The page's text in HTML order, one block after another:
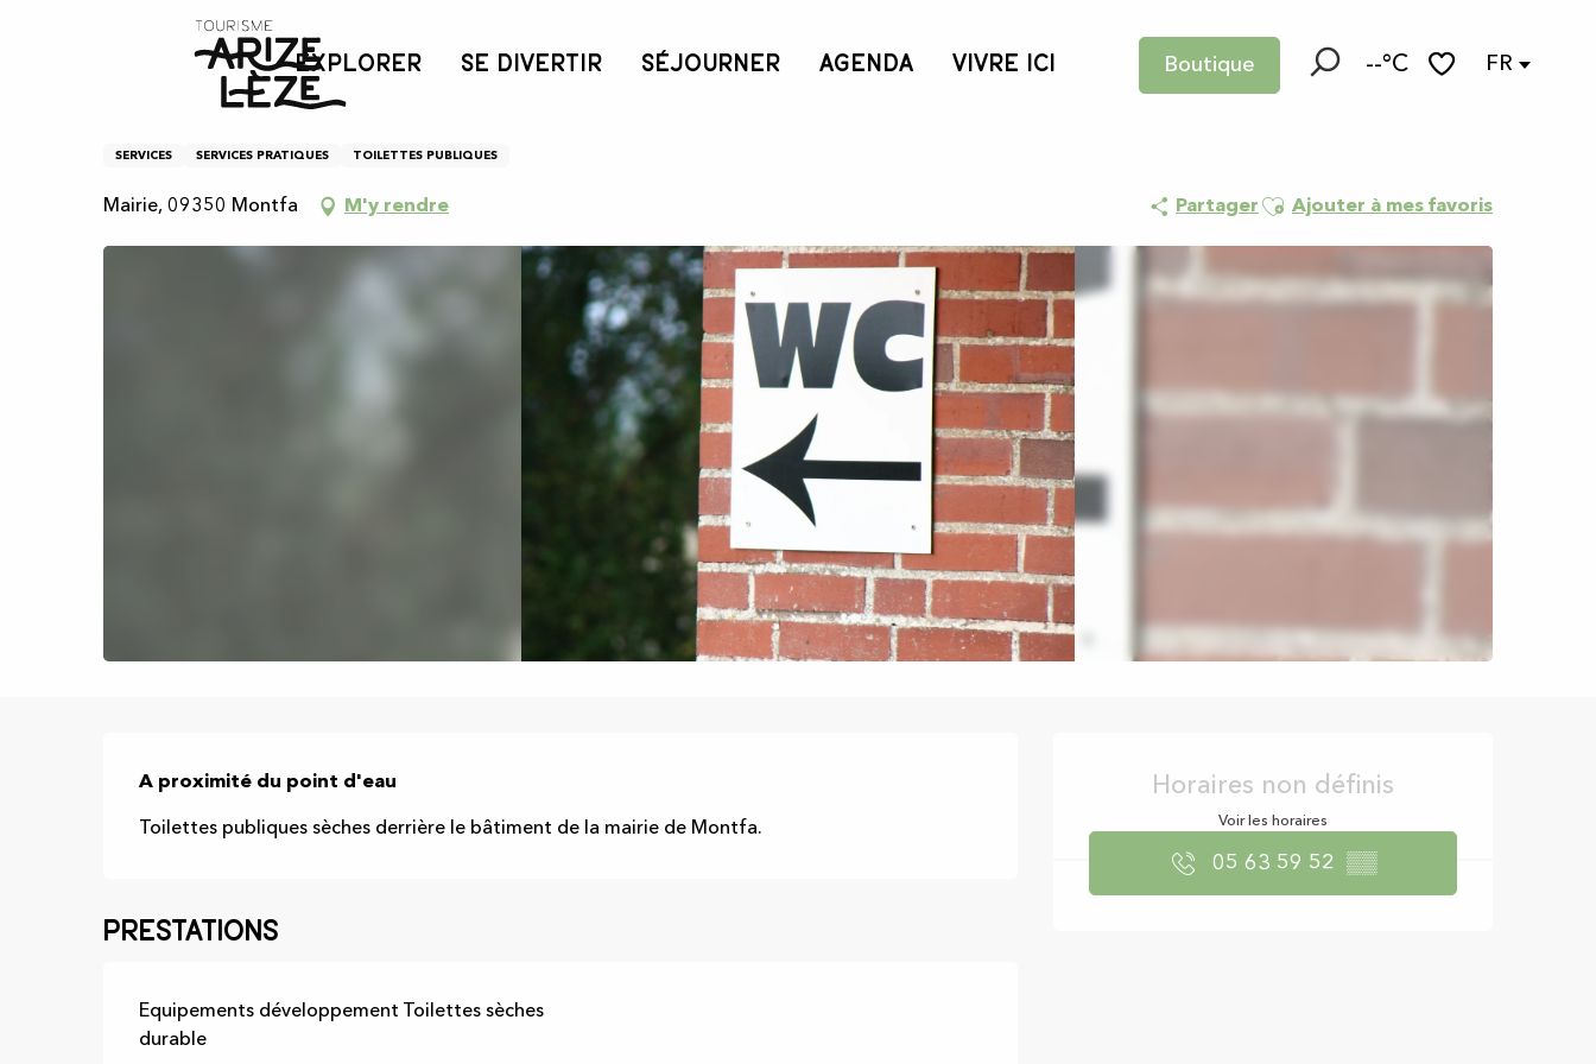
Boutique --°C FR
EXPLORER SE DIVERTIR SÉJOURNER AGENDA VIVRE ICI
Toilettes publiques - mairie
Toilettes publiques - mairie
SERVICES SERVICES PRATIQUES TOILETTES PUBLIQUES
Mairie, 09350 Montfa M'y rendre Partager Ajouter aux favoris
Ajouter à mes favoris
Ouverture et
Horaires non définis
Voir les horaires
05 63 59 52 ▒▒
Description
A proximité du point d'eau
Toilettes publiques sèches derrière le bâtiment de la mairie de Montfa.
Prestations
Equipements développement
durable
Toilettes sèches